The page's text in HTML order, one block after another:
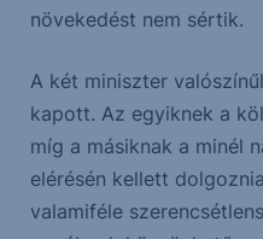
növekedést nem sértik.
A két miniszter
kapott. Az egyiknek a
míg a másiknak a minél
elérésén kellett
valamiféle